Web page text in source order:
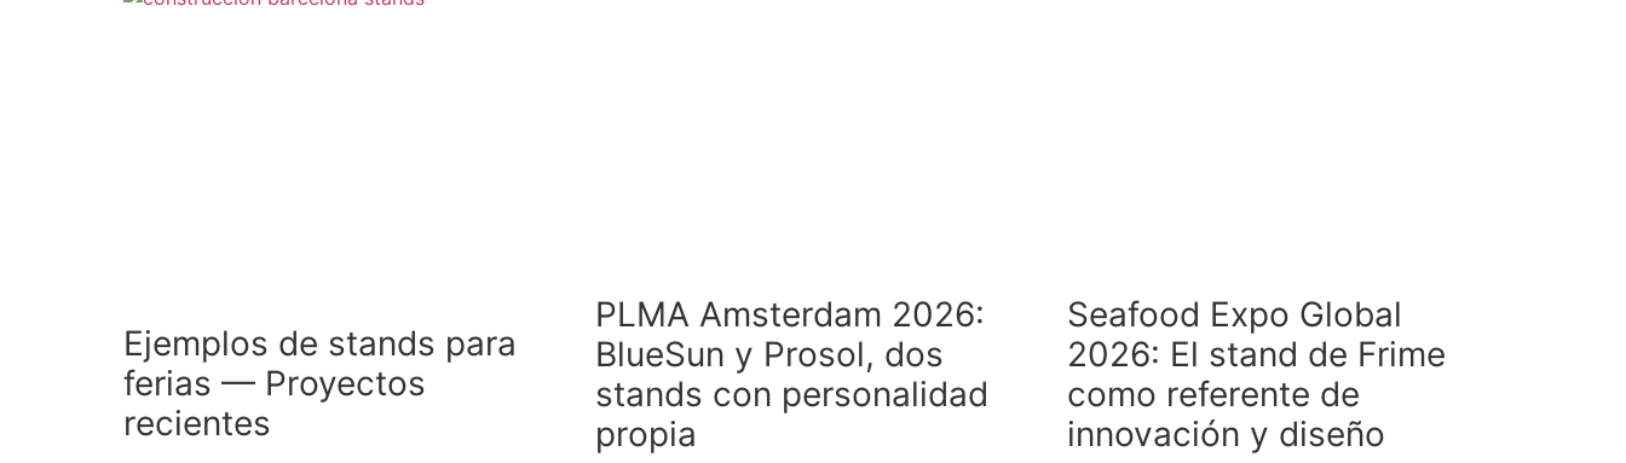
Ejemplos de stands para
ferias — Proyectos
recientes
PLMA Amsterdam 2026:
BlueSun y Prosol, dos
stands con personalidad
propia
Seafood Expo Global
2026: El stand de Frime
como referente de
innovación y diseño